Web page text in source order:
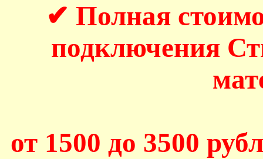
✔ Полная
подключения
от 1500 до 3500